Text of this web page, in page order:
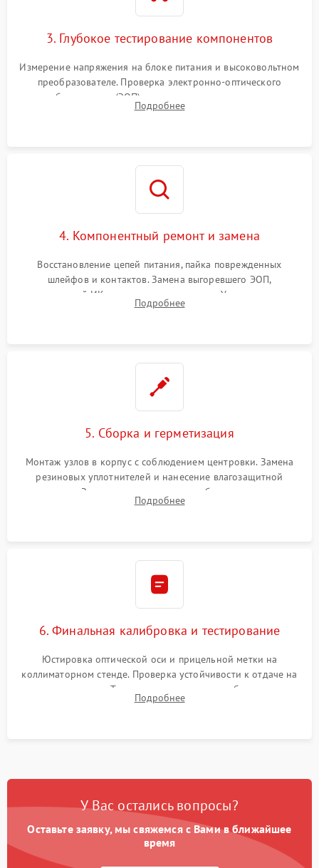
3. Глубокое тестирование компонентов
Измерение напряжения на блоке питания и высоковольтном
преобразователе. Проверка электронно-оптического
преобразователя (ЭОП) на стенде на предмет эмиссии,
шумов и засветок. Диагностика микросхем цифровых
Подробнее
4. Компонентный ремонт и замена
Восстановление цепей питания, пайка поврежденных
шлейфов и контактов. Замена выгоревшего ЭОП,
неисправной ИК-подсветки или матрицы. Ультразвуковая
очистка плат и удаление загрязнений с линз объектива и
Подробнее
5. Сборка и герметизация
Монтаж узлов в корпус с соблюдением центровки. Замена
резиновых уплотнителей и нанесение влагозащитной
смазки. Заполнение внутреннего объема прицела
осушенным азотом для предотвращения запотевания оптики
Подробнее
6. Финальная калибровка и тестирование
Юстировка оптической оси и прицельной метки на
коллиматорном стенде. Проверка устойчивости к отдаче на
ударном стенде. Тестирование качества изображения в
темноте, дальности обнаружения и корректной работы всех
Подробнее
У Вас остались вопросы?
Оставьте заявку, мы свяжемся с Вами в ближайшее
время